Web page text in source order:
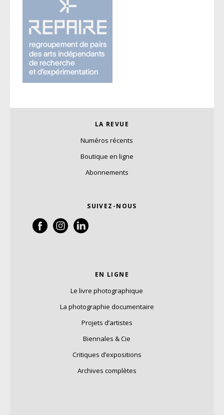
LA REVUE
Numéros récents
Boutique en ligne
Abonnements
SUIVEZ-NOUS
EN LIGNE
Le livre photographique
La photographie documentaire
Projets d’artistes
Biennales & Cie
Critiques d’expositions
Archives complètes